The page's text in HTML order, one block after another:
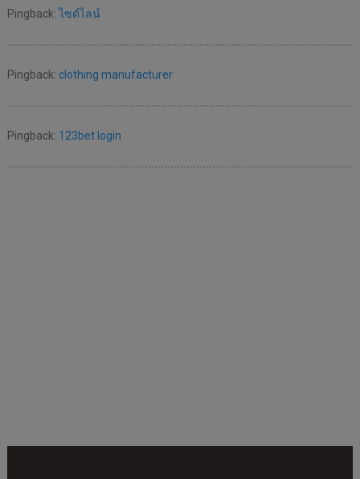
Pingback:ไซด์ไลน์
Pingback: clothing manufacturer
Pingback: 123bet login